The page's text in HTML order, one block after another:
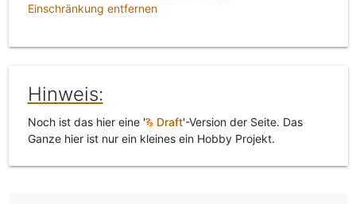
Einschränkung entfernen
Hinweis:
Noch ist das hier eine ' Draft'-Version der Seite. Das
Ganze hier ist nur ein kleines ein Hobby Projekt.